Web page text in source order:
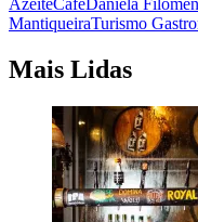
AzeiteCaféDaniela
MantiqueiraTurismo
Mais Lidas